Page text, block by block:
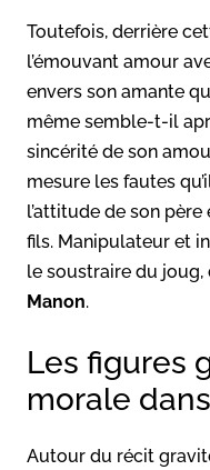
Toutefois, derrière
l’émouvant amour
envers son amante
même semble-t-il
sincérité de son
mesure les fautes
l’attitude de son père
fils. Manipulateur et
le soustraire du
Manon.
Les figures
morale
Autour du récit